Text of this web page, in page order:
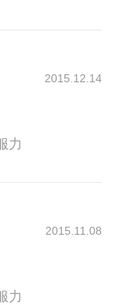
2015.12.14
力
2015.11.08
力